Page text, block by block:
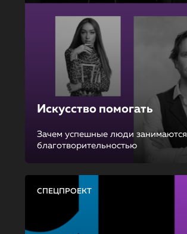
Искусство помогать
Зачем успешные люди занимаются
благотворительностью
СПЕЦПРОЕКТ